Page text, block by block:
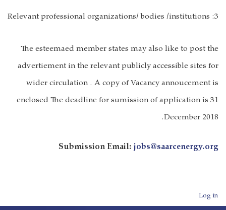
3: Relevant professional organizations/ bodies /institutions
The esteemaed member states may also like to post the
advertiement in the relevant publicly accessible sites for
wider circulation . A copy of Vacancy annoucement is
enclosed The deadline for sumission of application is 31
December 2018.
Submission Email:jobs@saarcenergy.org
User account menu
Log in